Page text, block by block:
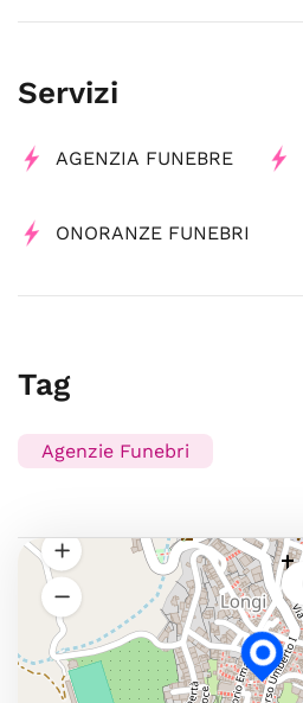
Servizi
AGENZIA FUNEBRE
ONORANZE FUNEBRI
Tag
Agenzie Funebri